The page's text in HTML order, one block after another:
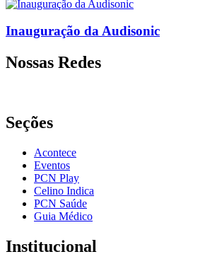
Inauguração da Audisonic
Nossas Redes
Seções
Acontece
Eventos
PCN Play
Celino Indica
PCN Saúde
Guia Médico
Institucional